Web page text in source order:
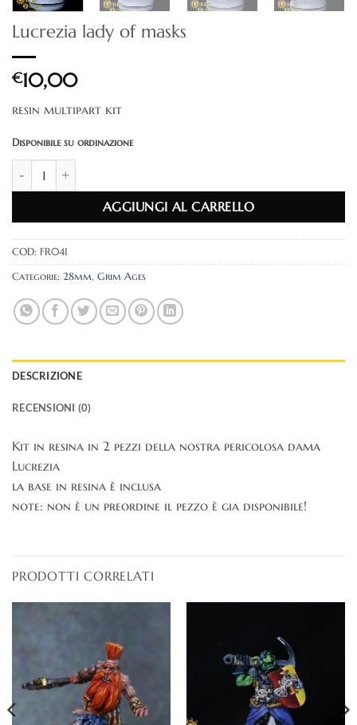
Lucrezia lady of masks
€10,00
resin multipart kit
Disponibile su ordinazione
AGGIUNGI AL CARRELLO
COD: FR041
Categorie: 28mm, Grim Ages
DESCRIZIONE
RECENSIONI (0)
Kit in resina in 2 pezzi della nostra pericolosa dama
Lucrezia
la base in resina è inclusa
note: non è un preordine il pezzo è gia disponibile!
PRODOTTI CORRELATI